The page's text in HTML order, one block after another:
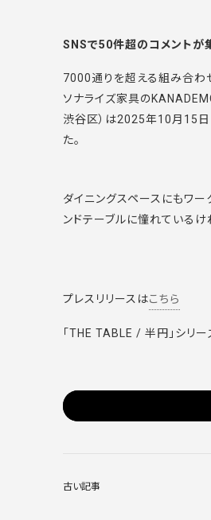
SNSで50件超のコメントが
7000通りを超える組み合わ
ソナライズ家具の
渋谷区）は2025年10月15日
た。
ダイニングスペースにもワー
ンドテーブルに憧れているけ
プレスリリースはこちら
「THE TABLE / 半円」シリ
古い記事